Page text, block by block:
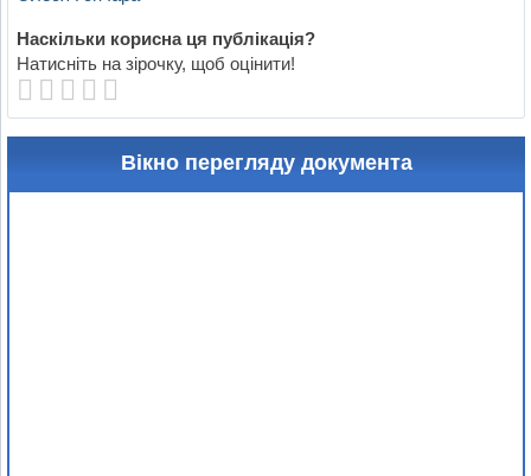
Наскільки корисна ця публікація?
Натисніть на зірочку, щоб оцінити!
Вікно перегляду документа